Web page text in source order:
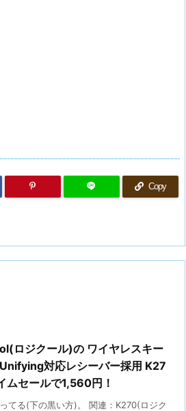
Copy
ロジクール)の ワイヤレスキー
対応レシーバー採用 K27
ムセールで1,560円！
てる(下の黒い方)。 関連：K270(ロジク